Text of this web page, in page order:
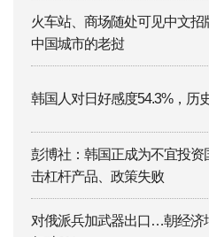
火车站、商场随处可见中文
中国城市的老挝
韩国人对日好感度54.3%，历
彭博社：韩国正成为不宜投
击杠杆产品、政策失败
对俄派兵加武器出口…朝经济